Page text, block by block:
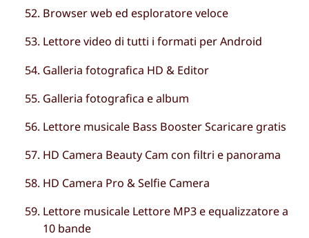
Browser web ed esploratore veloce
Lettore video di tutti i formati per Android
Galleria fotografica HD & Editor
Galleria fotografica e album
Lettore musicale Bass Booster Scaricare gratis
HD Camera Beauty Cam con filtri e panorama
HD Camera Pro & Selfie Camera
Lettore musicale Lettore MP3 e equalizzatore a
10 bande